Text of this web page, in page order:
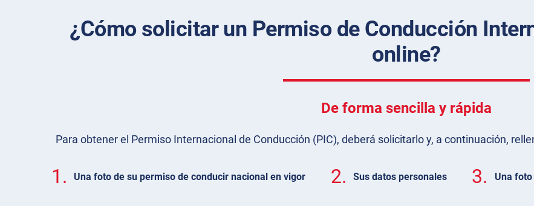
¿Cómo solicitar un Permiso de Conducción
online?
De forma sencilla y rápida
Para obtener el Permiso Internacional de Conducción (PIC), deberá solicitarlo y, a continuación,
1. Una foto de su permiso de conducir nacional en vigor 2. Sus datos personales 3. Una foto